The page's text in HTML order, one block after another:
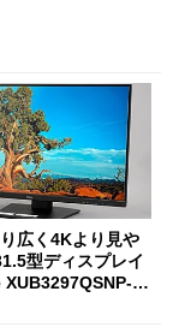
広く4Kより見や
型ディスプレイ
XUB3297QSNP-B